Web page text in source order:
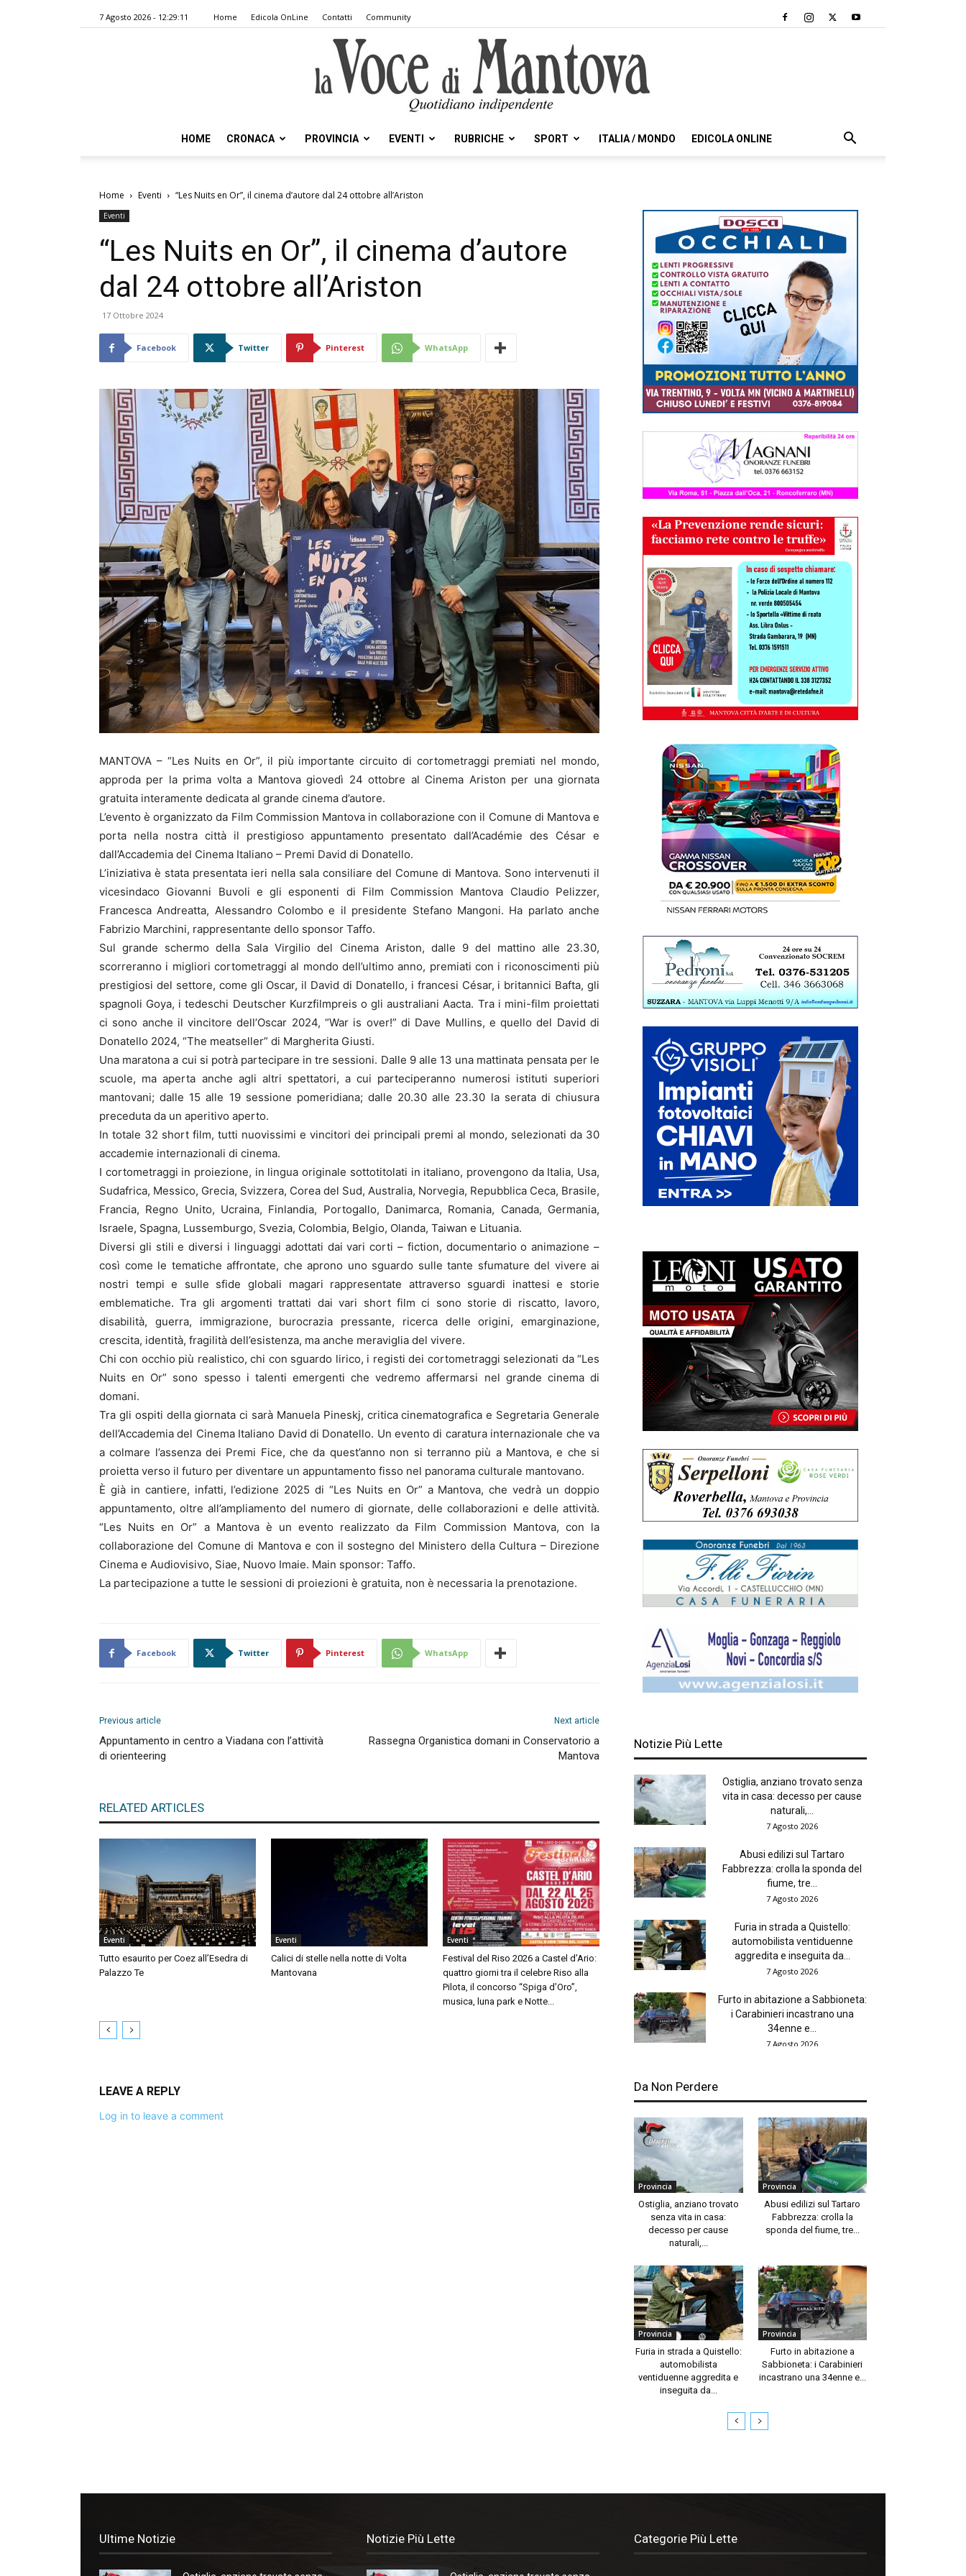
7 Agosto 2026 - 12:29:11 Home Edicola OnLine Contatti Community
Voce
Mantova
HOME CRONACA PROVINCIA EVENTI RUBRICHE SPORT ITALIA / MONDO EDICOLA ONLINE
Home Eventi “Les Nuits en Or”, il cinema d’autore dal 24 ottobre all’Ariston
Eventi
“Les Nuits en Or”, il cinema d’autore
dal 24 ottobre all’Ariston
17 Ottobre 2024
Facebook Twitter Pinterest WhatsApp
MANTOVA – “Les Nuits en Or”, il più importante circuito di cortometraggi premiati nel mondo,
approda per la prima volta a Mantova giovedì 24 ottobre al Cinema Ariston per una giornata
gratuita interamente dedicata al grande cinema d’autore.
L’evento è organizzato da Film Commission Mantova in collaborazione con il Comune di Mantova e
porta nella nostra città il prestigioso appuntamento presentato dall’Académie des César e
dall’Accademia del Cinema Italiano – Premi David di Donatello.
L’iniziativa è stata presentata ieri nella sala consiliare del Comune di Mantova. Sono intervenuti il
vicesindaco Giovanni Buvoli e gli esponenti di Film Commission Mantova Claudio Pelizzer,
Francesca Andreatta, Alessandro Colombo e il presidente Stefano Mangoni. Ha parlato anche
Fabrizio Marchini, rappresentante dello sponsor Taffo.
Sul grande schermo della Sala Virgilio del Cinema Ariston, dalle 9 del mattino alle 23.30,
scorreranno i migliori cortometraggi al mondo dell’ultimo anno, premiati con i riconoscimenti più
prestigiosi del settore, come gli Oscar, il David di Donatello, i francesi César, i britannici Bafta, gli
spagnoli Goya, i tedeschi Deutscher Kurzfilmpreis o gli australiani Aacta. Tra i mini-film proiettati
ci sono anche il vincitore dell’Oscar 2024, “War is over!” di Dave Mullins, e quello del David di
Donatello 2024, “The meatseller” di Margherita Giusti.
Una maratona a cui si potrà partecipare in tre sessioni. Dalle 9 alle 13 una mattinata pensata per le
scuole, ma aperta anche agli altri spettatori, a cui parteciperanno numerosi istituti superiori
mantovani; dalle 15 alle 19 sessione pomeridiana; dalle 20.30 alle 23.30 la serata di chiusura
preceduta da un aperitivo aperto.
In totale 32 short film, tutti nuovissimi e vincitori dei principali premi al mondo, selezionati da 30
accademie internazionali di cinema.
I cortometraggi in proiezione, in lingua originale sottotitolati in italiano, provengono da Italia, Usa,
Sudafrica, Messico, Grecia, Svizzera, Corea del Sud, Australia, Norvegia, Repubblica Ceca, Brasile,
Francia, Regno Unito, Ucraina, Finlandia, Portogallo, Danimarca, Romania, Canada, Germania,
Israele, Spagna, Lussemburgo, Svezia, Colombia, Belgio, Olanda, Taiwan e Lituania.
Diversi gli stili e diversi i linguaggi adottati dai vari corti – fiction, documentario o animazione –
così come le tematiche affrontate, che aprono uno sguardo sulle tante sfumature del vivere ai
nostri tempi e sulle sfide globali magari rappresentate attraverso sguardi inattesi e storie
emblematiche. Tra gli argomenti trattati dai vari short film ci sono storie di riscatto, lavoro,
disabilità, guerra, immigrazione, burocrazia pressante, ricerca delle origini, emarginazione,
crescita, identità, fragilità dell’esistenza, ma anche meraviglia del vivere.
Chi con occhio più realistico, chi con sguardo lirico, i registi dei cortometraggi selezionati da “Les
Nuits en Or” sono spesso i talenti emergenti che vedremo affermarsi nel grande cinema di
domani.
Tra gli ospiti della giornata ci sarà Manuela Pineskj, critica cinematografica e Segretaria Generale
dell’Accademia del Cinema Italiano David di Donatello. Un evento di caratura internazionale che va
a colmare l’assenza dei Premi Fice, che da quest’anno non si terranno più a Mantova, e che si
proietta verso il futuro per diventare un appuntamento fisso nel panorama culturale mantovano.
È già in cantiere, infatti, l’edizione 2025 di “Les Nuits en Or” a Mantova, che vedrà un doppio
appuntamento, oltre all’ampliamento del numero di giornate, delle collaborazioni e delle attività.
“Les Nuits en Or” a Mantova è un evento realizzato da Film Commission Mantova, con la
collaborazione del Comune di Mantova e con il sostegno del Ministero della Cultura – Direzione
Cinema e Audiovisivo, Siae, Nuovo Imaie. Main sponsor: Taffo.
La partecipazione a tutte le sessioni di proiezioni è gratuita, non è necessaria la prenotazione.
Facebook Twitter Pinterest WhatsApp
Previous article
Appuntamento in centro a Viadana con l’attività
di orienteering
Next article
Rassegna Organistica domani in Conservatorio a
Mantova
RELATED ARTICLES
Eventi
Tutto esaurito per Coez all’Esedra di
Palazzo Te
Eventi
Calici di stelle nella notte di Volta
Mantovana
Eventi
Festival del Riso 2026 a Castel d’Ario:
quattro giorni tra il celebre Riso alla
Pilota, il concorso “Spiga d’Oro”,
musica, luna park e Notte...
LEAVE A REPLY
Log in to leave a comment
Notizie Più Lette
Ostiglia, anziano trovato senza
vita in casa: decesso per cause
naturali,...
7 Agosto 2026
Abusi edilizi sul Tartaro
Fabbrezza: crolla la sponda del
fiume, tre...
7 Agosto 2026
Furia in strada a Quistello:
automobilista ventiduenne
aggredita e inseguita da...
7 Agosto 2026
Furto in abitazione a Sabbioneta:
i Carabinieri incastrano una
34enne e...
7 Agosto 2026
Da Non Perdere
Provincia
Ostiglia, anziano trovato
senza vita in casa:
decesso per cause
naturali,...
Provincia
Abusi edilizi sul Tartaro
Fabbrezza: crolla la
sponda del fiume, tre...
Provincia
Furia in strada a Quistello:
automobilista
ventiduenne aggredita e
inseguita da...
Provincia
Furto in abitazione a
Sabbioneta: i Carabinieri
incastrano una 34enne e...
Ultime Notizie Notizie Più Lette Categorie Più Lette